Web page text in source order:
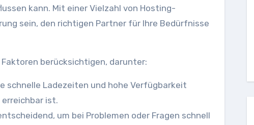
kann. Mit einer Vielzahl von Hosting-
sein, den richtigen Partner für Ihre Bedürfnisse
berücksichtigen, darunter:
schnelle Ladezeiten und hohe Verfügbarkeit
ist.
um bei Problemen oder Fragen schnell